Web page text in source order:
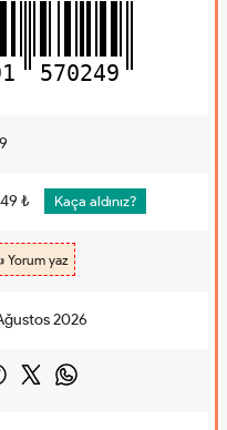
570249
₺ Kaça aldınız?
yaz
2026